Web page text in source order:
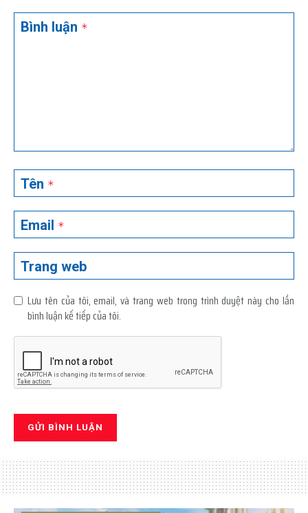
Bình luận *
Tên *
Email *
Trang web
Lưu tên của tôi, email, và trang web trong trình duyệt này cho lần
bình luận kế tiếp của tôi.